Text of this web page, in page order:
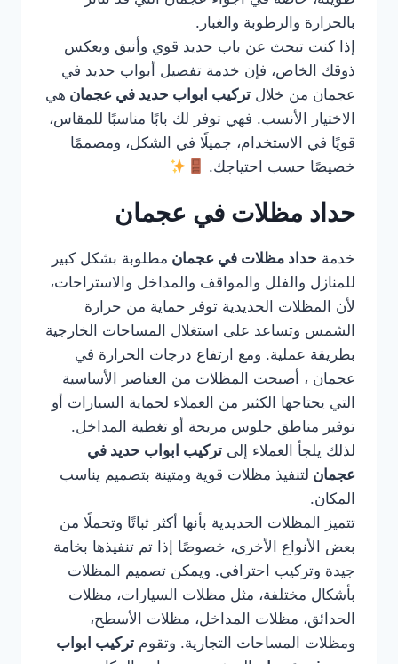
بالحرارة والرطوبة والغبار.
إذا كنت تبحث عن باب حديد قوي وأنيق ويعكس
ذوقك الخاص، فإن خدمة تفصيل أبواب حديد في
عجمان من خلال تركيب ابواب حديد في عجمان هي
الاختيار الأنسب. فهي توفر لك بابًا مناسبًا للمقاس،
قويًا في الاستخدام، جميلًا في الشكل، ومصممًا
خصيصًا حسب احتياجك.
حداد مظلات في عجمان
خدمة حداد مظلات في عجمان مطلوبة بشكل كبير
للمنازل والفلل والمواقف والمداخل والاستراحات،
لأن المظلات الحديدية توفر حماية من حرارة
الشمس وتساعد على استغلال المساحات الخارجية
بطريقة عملية. ومع ارتفاع درجات الحرارة في
عجمان ، أصبحت المظلات من العناصر الأساسية
التي يحتاجها الكثير من العملاء لحماية السيارات أو
توفير مناطق جلوس مريحة أو تغطية المداخل.
لذلك يلجأ العملاء إلى تركيب ابواب حديد في
عجمان لتنفيذ مظلات قوية ومتينة بتصميم يناسب
المكان.
تتميز المظلات الحديدية بأنها أكثر ثباتًا وتحملًا من
بعض الأنواع الأخرى، خصوصًا إذا تم تنفيذها بخامة
جيدة وتركيب احترافي. ويمكن تصميم المظلات
بأشكال مختلفة، مثل مظلات السيارات، مظلات
الحدائق، مظلات المداخل، مظلات الأسطح،
ومظلات المساحات التجارية. وتقوم تركيب ابواب